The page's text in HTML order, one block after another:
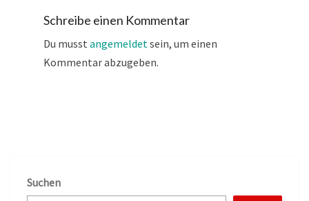
Schreibe einen Kommentar
Du musst angemeldet sein, um einen
Kommentar abzugeben.
Suchen